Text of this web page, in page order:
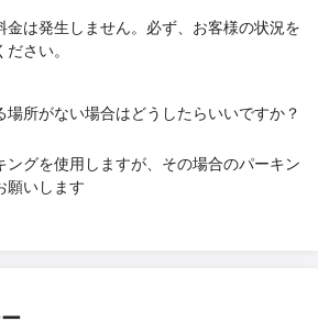
金は発生しません。必ず、お客様の状況を
さい。
場所がない場合はどうしたらいいですか？
ングを使用しますが、その場合のパーキン
願いします